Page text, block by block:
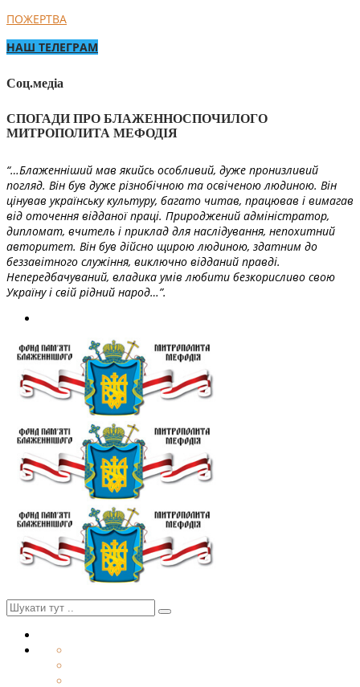
ПОЖЕРТВА
НАШ ТЕЛЕГРАМ
Соц.медіа
СПОГАДИ ПРО БЛАЖЕННОСПОЧИЛОГО
МИТРОПОЛИТА МЕФОДІЯ
“…Блаженніший мав якийсь особливий, дуже пронизливий
погляд. Він був дуже різнобічною та освіченою людиною. Він
цінував українську культуру, багато читав, працював і вимагав
від оточення відданої праці. Природжений адміністратор,
дипломат, вчитель і приклад для наслідування, непохитний
авторитет. Він був дійсно щирою людиною, здатним до
беззавітного служіння, виключно відданий правді.
Непередбачуваний, владика умів любити безкорисливо свою
Україну і свій рідний народ…”.